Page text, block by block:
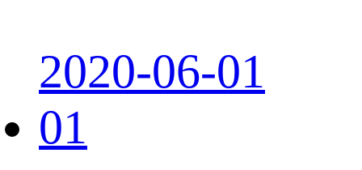
2020-06-01
01